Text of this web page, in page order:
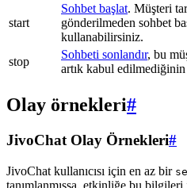
start
Sohbet başlat. Müşteri
gönderilmeden sohbet
kullanabilirsiniz.
stop
Sohbeti sonlandır, bu
artık kabul
Olay örnekleri#
JivoChat Olay Örnekleri#
JivoChat kullanıcısı için en az bir
tanımlanmışsa, etkinliğe bu